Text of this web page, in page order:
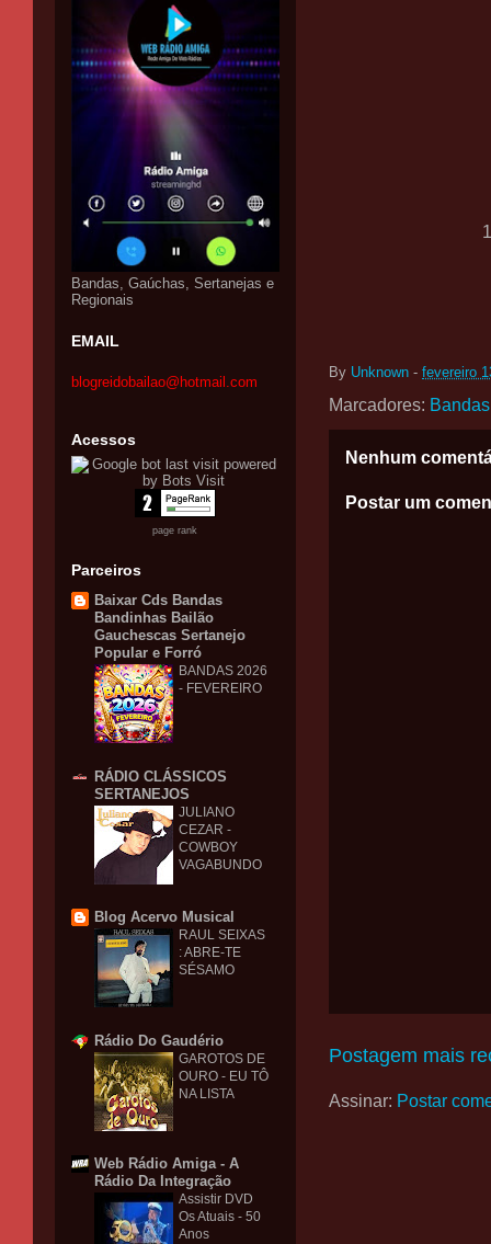
By Unknown - fevereiro
Marcadores: Bandas
Nenhum
Postar um
Postagem mais
Assinar: Postar
Bandas, Gaúchas, Sertanejas e
Regionais
EMAIL
blogreidobailao@hotmail.com
Acessos
page rank
Parceiros
Baixar Cds Bandas
Bandinhas Bailão
Gauchescas Sertanejo
Popular e Forró
BANDAS 2026
- FEVEREIRO
RÁDIO CLÁSSICOS
SERTANEJOS
JULIANO
CEZAR -
COWBOY
VAGABUNDO
Blog Acervo Musical
RAUL SEIXAS
: ABRE-TE
SÉSAMO
Rádio Do Gaudério
GAROTOS DE
OURO - EU TÔ
NA LISTA
Web Rádio Amiga - A
Rádio Da Integração
Assistir DVD
Os Atuais - 50
Anos